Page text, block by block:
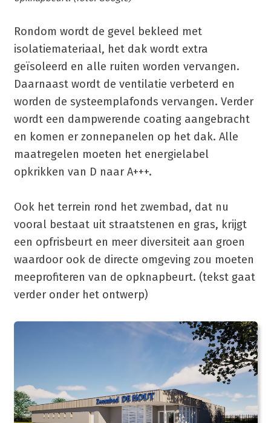
Rondom wordt de gevel bekleed met
isolatiemateriaal, het dak wordt extra
geïsoleerd en alle ruiten worden vervangen.
Daarnaast wordt de ventilatie verbeterd en
worden de systeemplafonds vervangen. Verder
wordt een dampwerende coating aangebracht
en komen er zonnepanelen op het dak. Alle
maatregelen moeten het energielabel
opkrikken van D naar A+++.
Ook het terrein rond het zwembad, dat nu
vooral bestaat uit straatstenen en gras, krijgt
een opfrisbeurt en meer diversiteit aan groen
waardoor ook de directe omgeving zou moeten
meeprofiteren van de opknapbeurt. (tekst gaat
verder onder het ontwerp)